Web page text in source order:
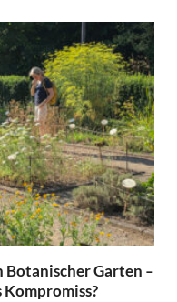
Botanischer Garten –